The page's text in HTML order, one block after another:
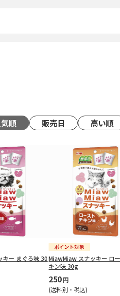
順 販売日 高い順
ー まぐろ味 30MiawMiaw スナッキー ロ
キン味 30g
250円
(送料別・税込)